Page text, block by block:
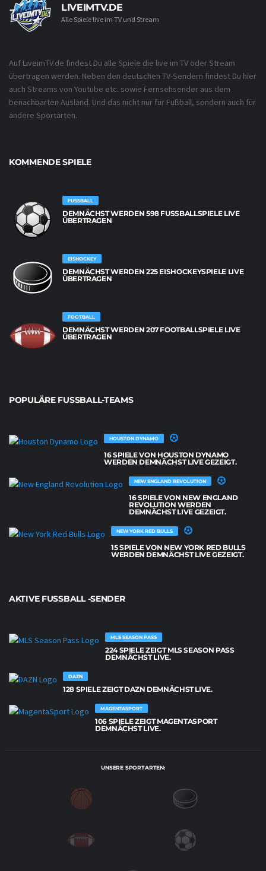
LIVEIMTV.DE
Alle Spiele live im TV und Stream
Auf LiveimTV.de findest Du alle Spiele die live im TV oder Stream
übertragen werden. Neben den deutschen TV-Sendern findest Du hier
auch Streams von Youtube etc. sowie Fernsehsender aus dem
benachbarten Ausland. Und das nicht nur für Fußball, sondern auch für
andere Sportarten.
KOMMENDE SPIELE
FUSSBALL
DEMNÄCHST WERDEN 598 FUSSBALLSPIELE LIVE Ü
BERTRAGEN
EISHOCKEY
DEMNÄCHST WERDEN 225 EISHOCKEYSPIELE LIVE
ÜBERTRAGEN
FOOTBALL
DEMNÄCHST WERDEN 207 FOOTBALLSPIELE LIVE
ÜBERTRAGEN
POPULÄRE FUSSBALL-TEAMS
HOUSTON DYNAMO
16 SPIELE VON HOUSTON DYNAMO
WERDEN DEMNÄCHST LIVE GEZEIGT.
NEW ENGLAND REVOLUTION
16 SPIELE VON NEW ENGLAND
REVOLUTION WERDEN
DEMNÄCHST LIVE GEZEIGT.
NEW YORK RED BULLS
15 SPIELE VON NEW YORK RED BULLS
WERDEN DEMNÄCHST LIVE GEZEIGT.
AKTIVE FUSSBALL -SENDER
MLS SEASON PASS
224 SPIELE ZEIGT MLS SEASON PASS
DEMNÄCHST LIVE.
DAZN
128 SPIELE ZEIGT DAZN DEMNÄCHST LIVE.
MAGENTASPORT
106 SPIELE ZEIGT MAGENTASPORT
DEMNÄCHST LIVE.
UNSERE SPORTARTEN: